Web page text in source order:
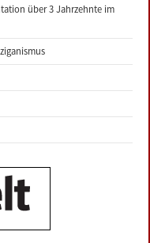
über 3 Jahrzehnte im